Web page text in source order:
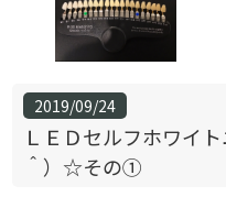
2019/09/24
ＬＥＤセルフホワイ
＾）☆その①